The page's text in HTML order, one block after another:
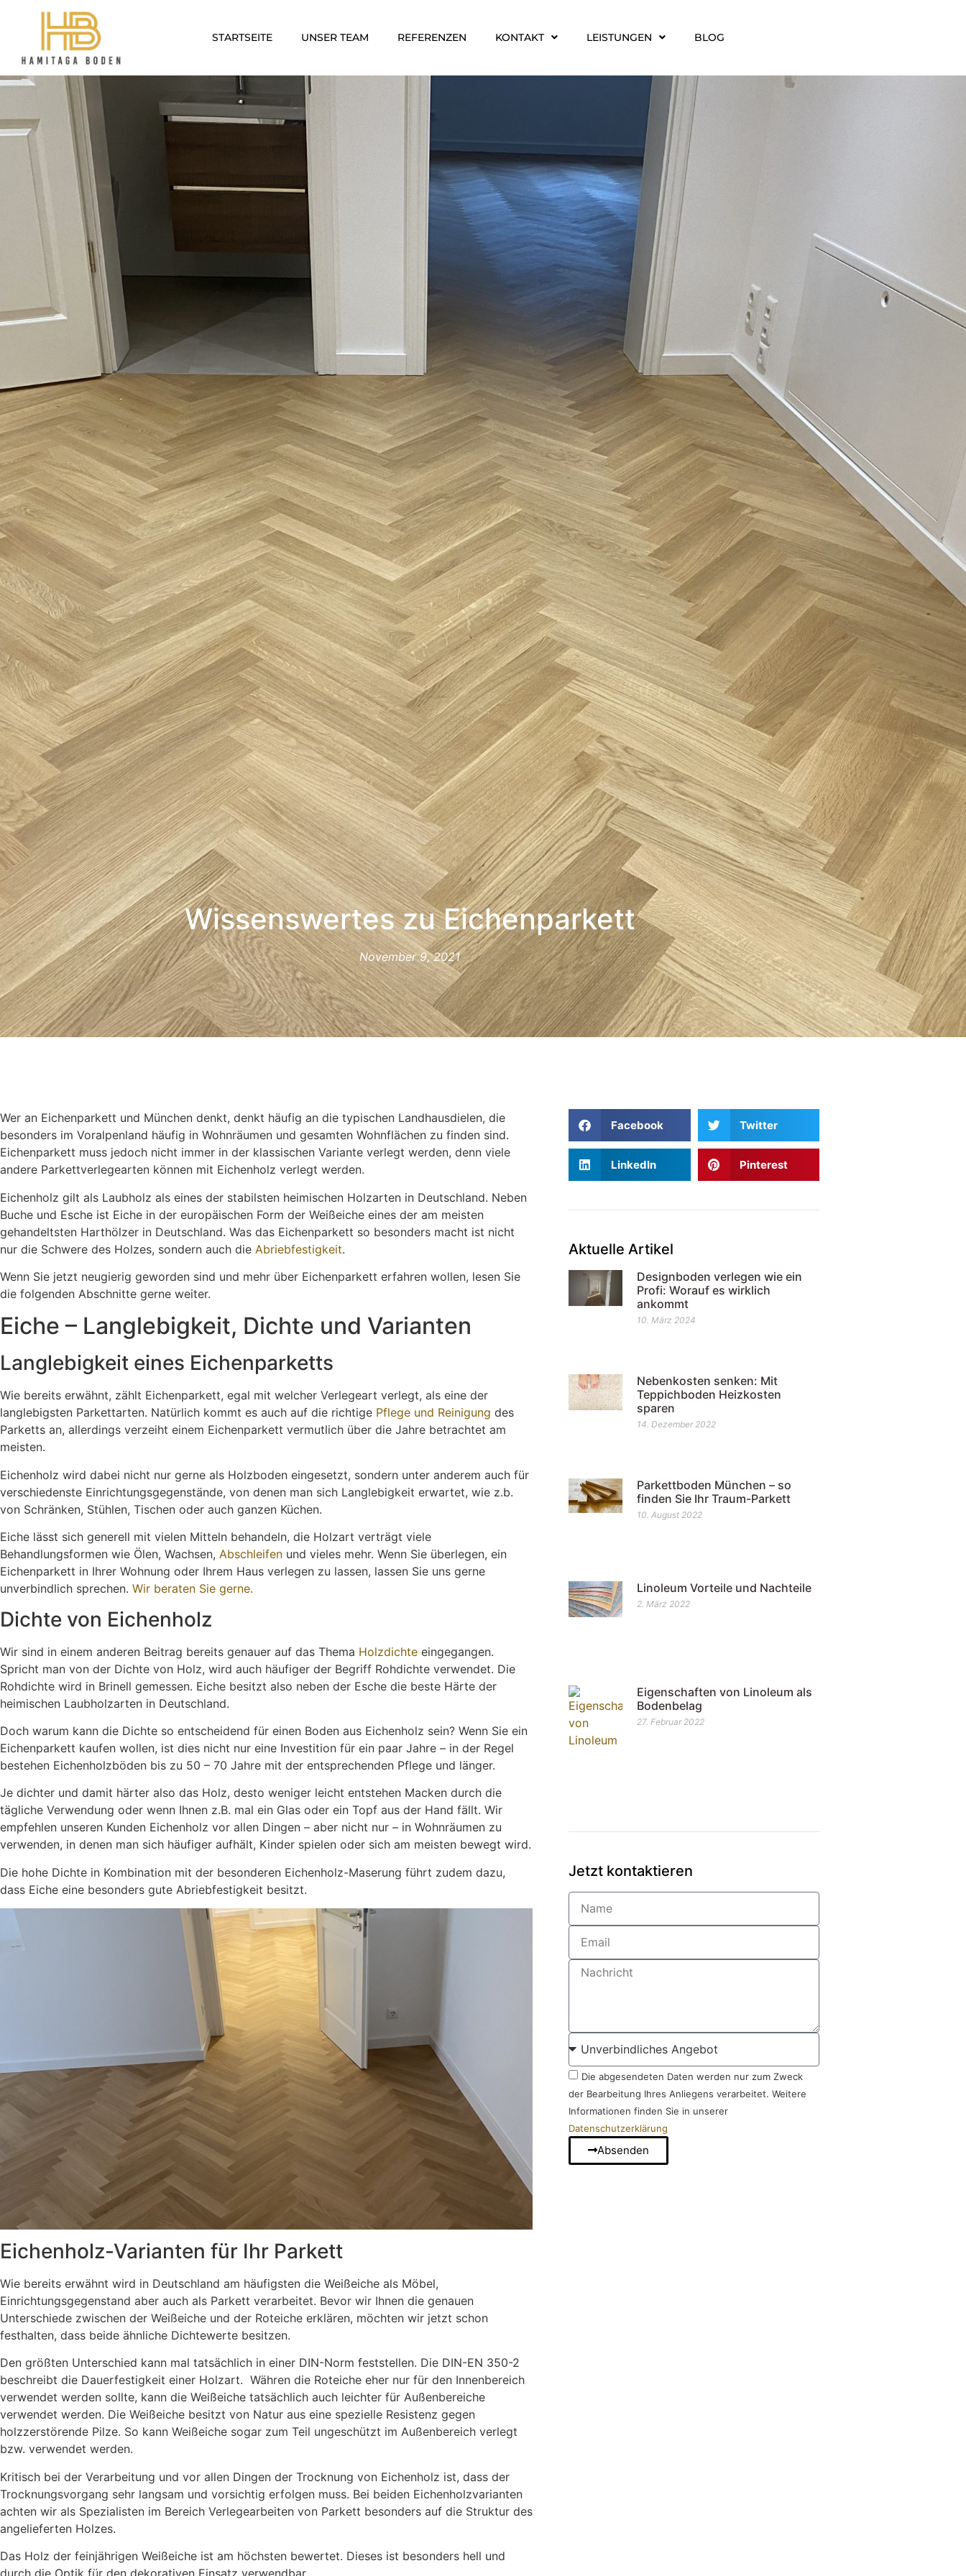
STARTSEITE UNSER TEAM REFERENZEN KONTAKT LEISTUNGEN BLOG
Wissenswertes zu Eichenparkett
November 9, 2021
Wer an Eichenparkett und München denkt, denkt häufig an die typischen Landhausdielen, die
besonders im Voralpenland häufig in Wohnräumen und gesamten Wohnflächen zu finden sind.
Eichenparkett muss jedoch nicht immer in der klassischen Variante verlegt werden, denn viele
andere Parkettverlegearten können mit Eichenholz verlegt werden.
Eichenholz gilt als Laubholz als eines der stabilsten heimischen Holzarten in Deutschland. Neben
Buche und Esche ist Eiche in der europäischen Form der Weißeiche eines der am meisten
gehandeltsten Harthölzer in Deutschland. Was das Eichenparkett so besonders macht ist nicht
nur die Schwere des Holzes, sondern auch die Abriebfestigkeit.
Wenn Sie jetzt neugierig geworden sind und mehr über Eichenparkett erfahren wollen, lesen Sie
die folgenden Abschnitte gerne weiter.
Eiche – Langlebigkeit, Dichte und Varianten
Langlebigkeit eines Eichenparketts
Wie bereits erwähnt, zählt Eichenparkett, egal mit welcher Verlegeart verlegt, als eine der
langlebigsten Parkettarten. Natürlich kommt es auch auf die richtige Pflege und Reinigung des
Parketts an, allerdings verzeiht einem Eichenparkett vermutlich über die Jahre betrachtet am
meisten.
Eichenholz wird dabei nicht nur gerne als Holzboden eingesetzt, sondern unter anderem auch für
verschiedenste Einrichtungsgegenstände, von denen man sich Langlebigkeit erwartet, wie z.b.
von Schränken, Stühlen, Tischen oder auch ganzen Küchen.
Eiche lässt sich generell mit vielen Mitteln behandeln, die Holzart verträgt viele
Behandlungsformen wie Ölen, Wachsen, Abschleifen und vieles mehr. Wenn Sie überlegen, ein
Eichenparkett in Ihrer Wohnung oder Ihrem Haus verlegen zu lassen, lassen Sie uns gerne
unverbindlich sprechen. Wir beraten Sie gerne.
Dichte von Eichenholz
Wir sind in einem anderen Beitrag bereits genauer auf das Thema Holzdichte eingegangen.
Spricht man von der Dichte von Holz, wird auch häufiger der Begriff Rohdichte verwendet. Die
Rohdichte wird in Brinell gemessen. Eiche besitzt also neben der Esche die beste Härte der
heimischen Laubholzarten in Deutschland.
Doch warum kann die Dichte so entscheidend für einen Boden aus Eichenholz sein? Wenn Sie ein
Eichenparkett kaufen wollen, ist dies nicht nur eine Investition für ein paar Jahre – in der Regel
bestehen Eichenholzböden bis zu 50 – 70 Jahre mit der entsprechenden Pflege und länger.
Je dichter und damit härter also das Holz, desto weniger leicht entstehen Macken durch die
tägliche Verwendung oder wenn Ihnen z.B. mal ein Glas oder ein Topf aus der Hand fällt. Wir
empfehlen unseren Kunden Eichenholz vor allen Dingen – aber nicht nur – in Wohnräumen zu
verwenden, in denen man sich häufiger aufhält, Kinder spielen oder sich am meisten bewegt wird.
Die hohe Dichte in Kombination mit der besonderen Eichenholz-Maserung führt zudem dazu,
dass Eiche eine besonders gute Abriebfestigkeit besitzt.
Eichenholz-Varianten für Ihr Parkett
Wie bereits erwähnt wird in Deutschland am häufigsten die Weißeiche als Möbel,
Einrichtungsgegenstand aber auch als Parkett verarbeitet. Bevor wir Ihnen die genauen
Unterschiede zwischen der Weißeiche und der Roteiche erklären, möchten wir jetzt schon
festhalten, dass beide ähnliche Dichtewerte besitzen.
Den größten Unterschied kann mal tatsächlich in einer DIN-Norm feststellen. Die DIN-EN 350-2
beschreibt die Dauerfestigkeit einer Holzart. Währen die Roteiche eher nur für den Innenbereich
verwendet werden sollte, kann die Weißeiche tatsächlich auch leichter für Außenbereiche
verwendet werden. Die Weißeiche besitzt von Natur aus eine spezielle Resistenz gegen
holzzerstörende Pilze. So kann Weißeiche sogar zum Teil ungeschützt im Außenbereich verlegt
bzw. verwendet werden.
Kritisch bei der Verarbeitung und vor allen Dingen der Trocknung von Eichenholz ist, dass der
Trocknungsvorgang sehr langsam und vorsichtig erfolgen muss. Bei beiden Eichenholzvarianten
achten wir als Spezialisten im Bereich Verlegearbeiten von Parkett besonders auf die Struktur des
angelieferten Holzes.
Das Holz der feinjährigen Weißeiche ist am höchsten bewertet. Dieses ist besonders hell und
Facebook Twitter
LinkedIn Pinterest
Aktuelle Artikel
Designboden verlegen wie ein
Profi: Worauf es wirklich
ankommt
10. März 2024
Nebenkosten senken: Mit
Teppichboden Heizkosten
sparen
14. Dezember 2022
Parkettboden München – so
finden Sie Ihr Traum-Parkett
10. August 2022
Linoleum Vorteile und Nachteile
2. März 2022
Eigenschaften von Linoleum als
Bodenbelag
27. Februar 2022
Jetzt kontaktieren
Die abgesendeten Daten werden nur zum Zweck
der Bearbeitung Ihres Anliegens verarbeitet. Weitere
Informationen finden Sie in unserer
Datenschutzerklärung
Absenden